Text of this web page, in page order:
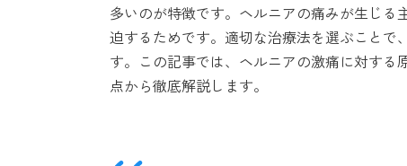
多いのが特徴です。ヘルニアの痛みが生じ
迫するためです。適切な治療法を選ぶことで
す。この記事では、ヘルニアの激痛に対す
点から徹底解説します。